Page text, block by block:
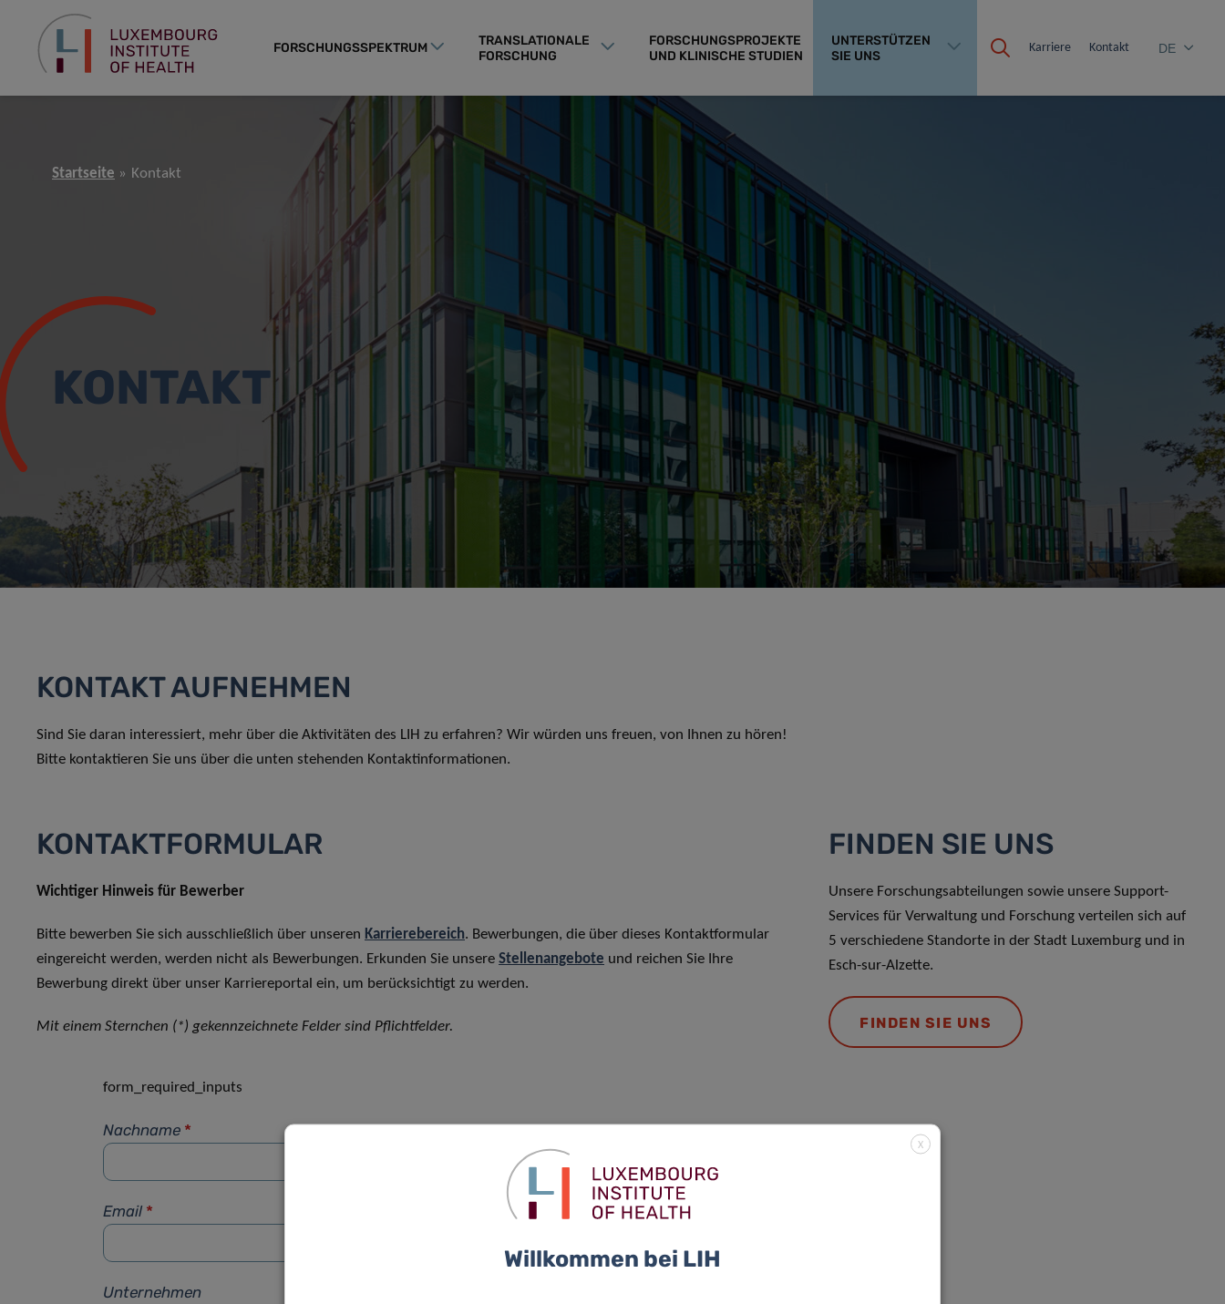
FORSCHUNGSSPEKTRUM
TRANSLATIONALE
FORSCHUNG
FORSCHUNGSPROJEKTE
UND KLINISCHE STUDIEN
UNTERSTÜTZEN
SIE UNS
Karriere Kontakt DE
Startseite Kontakt
KONTAKT
KONTAKT AUFNEHMEN
Sind Sie daran interessiert, mehr über die Aktivitäten des LIH zu erfahren? Wir würden uns freuen, von Ihnen zu hören!
Bitte kontaktieren Sie uns über die unten stehenden Kontaktinformationen.
KONTAKTFORMULAR
Wichtiger Hinweis für Bewerber
Bitte bewerben Sie sich ausschließlich über unseren Karrierebereich. Bewerbungen, die über dieses Kontaktformular
eingereicht werden, werden nicht als Bewerbungen. Erkunden Sie unsere Stellenangebote und reichen Sie Ihre
Bewerbung direkt über unser Karriereportal ein, um berücksichtigt zu werden.
Mit einem Sternchen (*) gekennzeichnete Felder sind Pflichtfelder.
form_required_inputs
Nachname * Vorname*
Email *
Unternehmen
FINDEN SIE UNS
Unsere Forschungsabteilungen sowie unsere Support-
Services für Verwaltung und Forschung verteilen sich auf
5 verschiedene Standorte in der Stadt Luxemburg und in
Esch-sur-Alzette.
FINDEN SIE UNS
X
Willkommen bei LIH